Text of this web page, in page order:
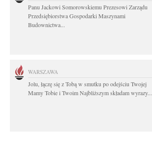
Panu Jackowi Somorowskiemu Prezesowi Zarządu
Przedsiębiorstwa Gospodarki Maszynami
Budownictwa...
WARSZAWA
Jolu, łączę się z Tobą w smutku po odejściu Twojej
Mamy Tobie i Twoim Najbliższym składam wyrazy...